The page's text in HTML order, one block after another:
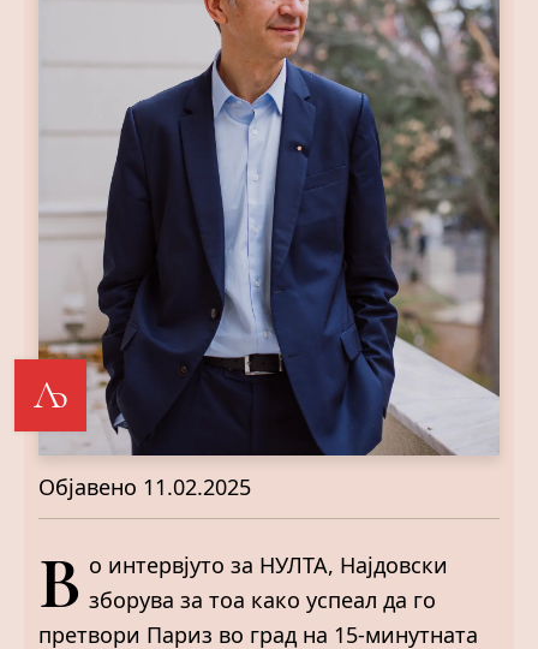
Љ
Објавено 11.02.2025
В о интервјуто за НУЛТА, Најдовски
зборува за тоа како успеал да го
претвори Париз во град на 15-минутната